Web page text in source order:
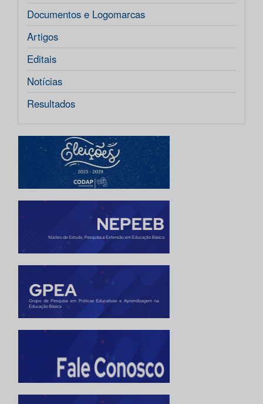
Documentos e Logomarcas
Artigos
Editais
Notícias
Resultados